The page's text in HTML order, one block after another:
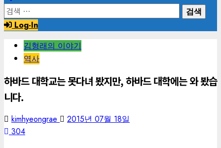
검
색:Log-In
김형래의 이야기
역사
하바드 대학교는 못다녀 봤지만, 하바드 대학에는 와 봤습
니다.
kimhyeongrae
2015년 07월 18일
304